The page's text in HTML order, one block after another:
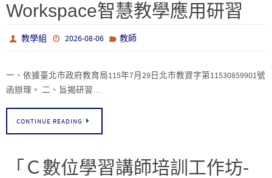
Workspace智慧教學應用研習
教學組 2026-08-06 教師
一、依據臺北市政府教育局115年7月29日北市教資字第11530859901號
函辦理。 二、旨揭研習…
CONTINUE READING
「Ｃ數位學習講師培訓工作坊-